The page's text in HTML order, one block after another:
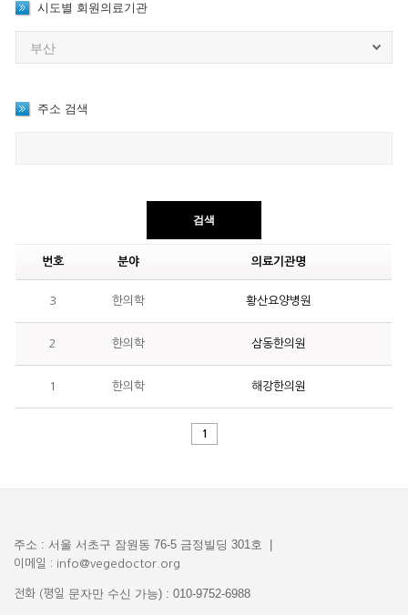
시도별 회원의료기관
주소 검색
검색
번호 분야 의료기관명
3 한의학 황산요양병원
2 한의학 삼동한의원
1 한의학 해강한의원
1
주소 : 서울 서초구 잠원동 76-5 금정빌딩 301호 |
이메일 : info@vegedoctor.org
전화 (평일 문자만 수신 가능) : 010-9752-6988